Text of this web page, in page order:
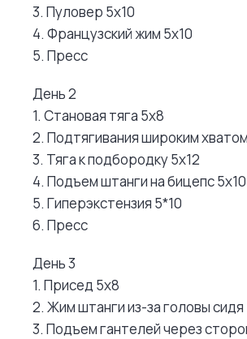
3. Пуловер 5х10
4. Французский жим 5х10
5. Пресс
День 2
1. Становая тяга 5х8
2. Подтягивания широким
3. Тяга к подбородку 5х12
4. Подъем штанги на бицепс 5х10
5. Гиперэкстензия 5*10
6. Пресс
День 3
1. Присед 5х8
2. Жим штанги из-за головы сидя
3. Подъем гантелей через